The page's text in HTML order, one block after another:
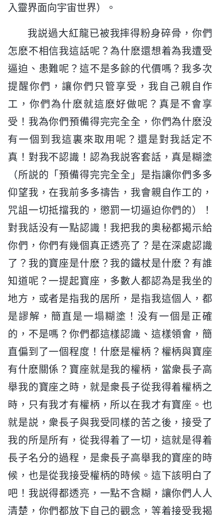
入靈界面向宇宙世界）。
我説過大紅龍已被我摔得粉身碎骨，你們
怎麽不相信我這話呢？為什麽還想着為我遭受
逼迫、患難呢？這不是多餘的代價嗎？我多次
提醒你們，讓你們只管享受，我自己親自作
工，你們為什麽就這麽好做呢？真是不會享
受！我為你們預備得完完全全，你們為什麽没
有一個到我這裏來取用呢？還是對我話定不
真！對我不認識！認為我説客套話，真是糊塗
（所説的「預備得完完全全」是指讓你們多多
仰望我，在我前多多禱告，我會親自作工的，
咒詛一切抵擋我的，懲罰一切逼迫你們的）！
對我話没有一點認識！我把我的奥秘都揭示給
你們，你們有幾個真正透亮了？是在深處認識
了？我的寶座是什麽？我的鐵杖是什麽？有誰
知道呢？一提起寶座，多數人都認為是我坐的
地方，或者是指我的居所，是指我這個人，都
是謬解，簡直是一塌糊塗！没有一個是正確
的，不是嗎？你們都這樣認識、這樣領會，簡
直偏到了一個程度！什麽是權柄？權柄與寶座
有什麽關係？寶座就是我的權柄，當衆長子高
舉我的寶座之時，就是衆長子從我得着權柄之
時，只有我才有權柄，所以在我才有寶座。也
就是説，衆長子與我受同樣的苦之後，接受了
我的所是所有，從我得着了一切，這就是得着
長子名分的過程，是衆長子高舉我的寶座的時
候，也是從我接受權柄的時候。這下該明白了
吧！我説得都透亮，一點不含糊，讓你們人人
清楚，你們都放下自己的觀念，等着接受我揭